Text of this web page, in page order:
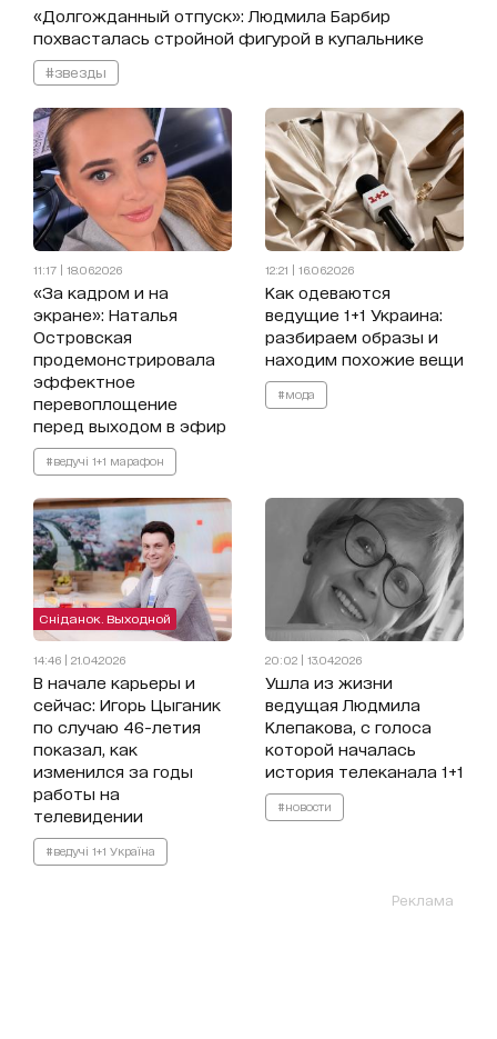
«Долгожданный отпуск»: Людмила Барбир
похвасталась стройной фигурой в купальнике
#звезды
11:17 | 18.06.2026
«За кадром и на
экране»: Наталья
Островская
продемонстрировала
эффектное
перевоплощение
перед выходом в эфир
#ведучі 1+1 марафон
12:21 | 16.06.2026
Как одеваются
ведущие 1+1 Украина:
разбираем образы и
находим похожие вещи
#мода
Сніданок. Выходной
14:46 | 21.04.2026
В начале карьеры и
сейчас: Игорь Цыганик
по случаю 46-летия
показал, как
изменился за годы
работы на
телевидении
#ведучі 1+1 Україна
20:02 | 13.04.2026
Ушла из жизни
ведущая Людмила
Клепакова, с голоса
которой началась
история телеканала 1+1
#новости
Реклама